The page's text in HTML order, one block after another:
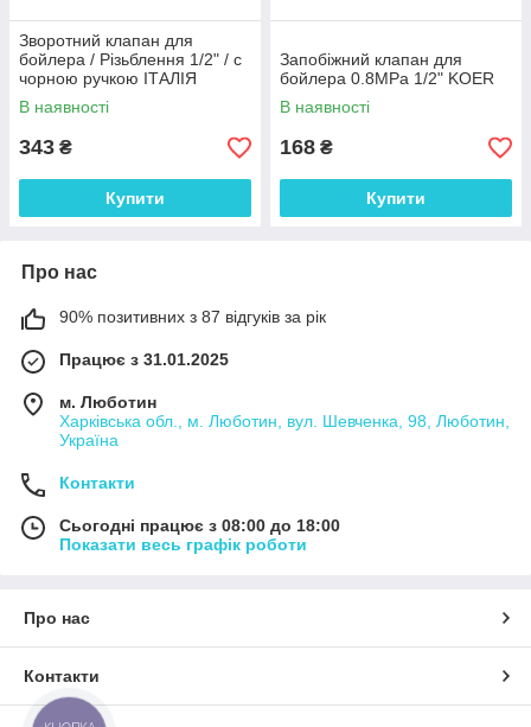
Зворотний клапан для
бойлера / Різьблення 1/2" / c
чорною ручкою ІТАЛІЯ
В наявності
343 ₴
Купити
Запобіжний клапан для
бойлера 0.8MPa 1/2" KOER
В наявності
168 ₴
Купити
Про нас
90% позитивних з 87 відгуків за рік
Працює з 31.01.2025
м. Люботин
Харківська обл., м. Люботин, вул. Шевченка, 98, Люботин,
Україна
Контакти
Сьогодні працює з 08:00 до 18:00
Показати весь графік роботи
Про нас
Контакти